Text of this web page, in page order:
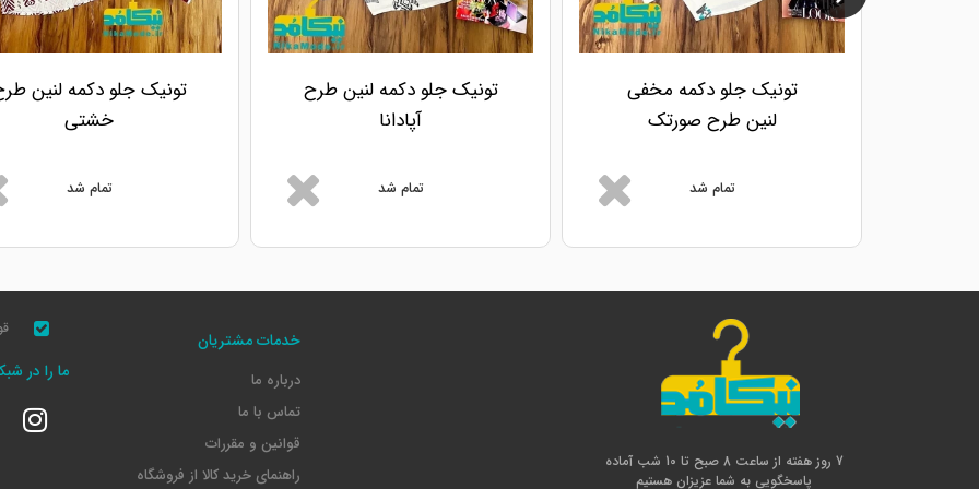
تونیک جلو دکمه مخفی
لنین طرح صورتک
تمام شد
تونیک جلو دکمه لنین طرح
آپادانا
تمام شد
تونیک جلو دکمه لنین
خشتی
تمام شد
7 روز هفته از ساعت 8 صبح تا 10 شب آماده
پاسخگویی به شما عزیزان هستیم
خدمات مشتریان
درباره ما
تماس با ما
قوانین و مقررات
راهنمای خرید کالا از فروشگاه
ما را در